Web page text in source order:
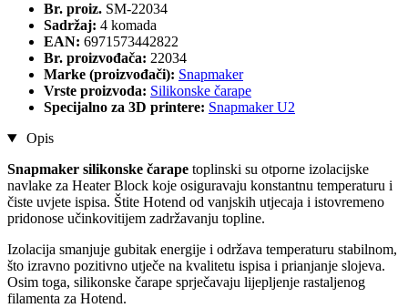
Br. proiz. SM-22034
Sadržaj: 4 komada
EAN: 6971573442822
Br. proizvođača: 22034
Marke (proizvođači): Snapmaker
Vrste proizvoda: Silikonske čarape
Specijalno za 3D printere: Snapmaker U2
Opis
Snapmaker silikonske čarape toplinski su otporne izolacijske
navlake za Heater Block koje osiguravaju konstantnu temperaturu i
čiste uvjete ispisa. Štite Hotend od vanjskih utjecaja i istovremeno
pridonose učinkovitijem zadržavanju topline.
Izolacija smanjuje gubitak energije i održava temperaturu stabilnom,
što izravno pozitivno utječe na kvalitetu ispisa i prianjanje slojeva.
Osim toga, silikonske čarape sprječavaju lijepljenje rastaljenog
filamenta za Hotend.